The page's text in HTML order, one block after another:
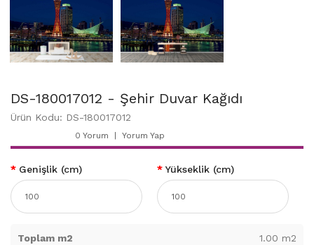
DS-180017012 - Şehir Duvar Kağıdı
Ürün Kodu: DS-180017012
0 Yorum Yorum Yap
Genişlik (cm) Yükseklik (cm)
Toplam m2 1.00 m2